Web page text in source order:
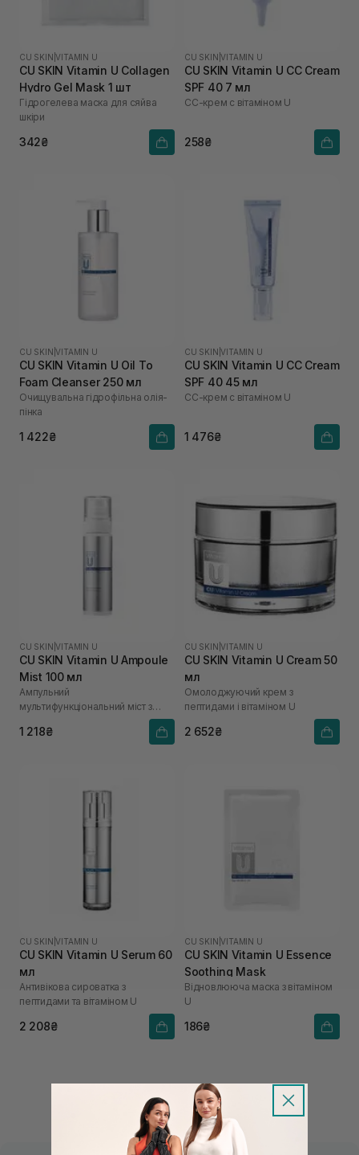
CU SKIN |VITAMIN U
CU SKIN Vitamin U Collagen
Hydro Gel Mask 1 шт
Гідрогелева маска для сяйва
шкіри
342₴
CU SKIN |VITAMIN U
CU SKIN Vitamin U CC Cream
SPF 40 7 мл
СС-крем с вітаміном U
258₴
CU SKIN |VITAMIN U
CU SKIN Vitamin U Oil To
Foam Cleanser 250 мл
Очищувальна гідрофільна олія-
пінка
1 422₴
CU SKIN |VITAMIN U
CU SKIN Vitamin U CC Cream
SPF 40 45 мл
СС-крем с вітаміном U
1 476₴
CU SKIN |VITAMIN U
CU SKIN Vitamin U Ampoule
Mist 100 мл
Ампульний
мультифункціональний міст з
1 218₴
CU SKIN |VITAMIN U
CU SKIN Vitamin U Cream 50
мл
Омолоджуючий крем з
пептидами і вітаміном U
2 652₴
CU SKIN |VITAMIN U
CU SKIN Vitamin U Serum 60
мл
Антивікова сироватка з
пептидами та вітаміном U
2 208₴
CU SKIN |VITAMIN U
CU SKIN Vitamin U Essence
Soothing Mask
Відновлююча маска з вітаміном
U
186₴